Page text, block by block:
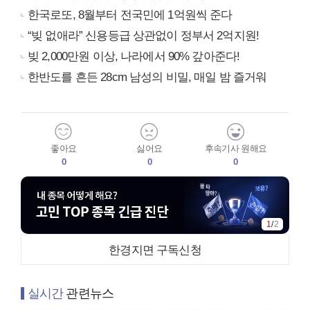
한국로또, 8월부터 전국민에 1억원씩 준다
“빚 없애라” 신용등급 상관없이 정부서 2억지원!
빚 2,000만원 이상, 나라에서 90% 갚아준다!
한반도를 흔든 28cm 남성의 비밀, 매일 밤 즐거워
좋아요
0
싫어요
0
후속기사 원해요
0
1/2
한경지면 구독신청
실시간관련뉴스